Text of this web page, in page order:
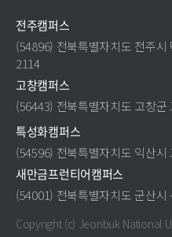
전주캠퍼스
(54896) 전북특별자치도 전주
2114
고창캠퍼스
(56443) 전북특별자치도 고창
특성화캠퍼스
(54596) 전북특별자치도 익산
새만금프런티어캠퍼스
(54001) 전북특별자치도 군산
Copyright (c) Jeonbuk National